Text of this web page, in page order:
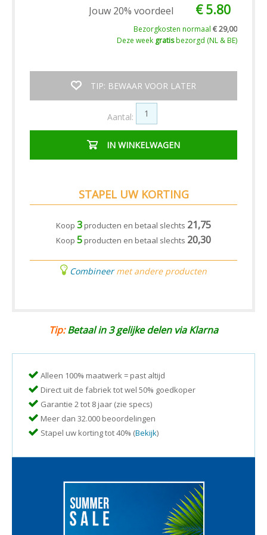
Jouw 20% voordeel € 5.80
Bezorgkosten normaal € 29,00
Deze week gratisbezorgd (NL & BE)
TIP: BEWAAR VOOR LATER
Aantal:
IN WINKELWAGEN
STAPEL UW KORTING
Koop 3 producten en betaal slechts 21,75
Koop 5 producten en betaal slechts 20,30
Combineermet andere producten
Tip:Betaal in 3 gelijke delen via Klarna
Alleen 100% maatwerk = past altijd
Direct uit de fabriek tot wel 50% goedkoper
Garantie 2 tot 8 jaar (zie specs)
Meer dan 32.000 beoordelingen
Stapel uw korting tot 40% (Bekijk)